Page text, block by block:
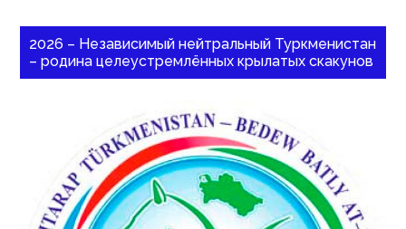
2026 – Независимый нейтральный Туркменистан
– родина целеустремлённых крылатых скакунов